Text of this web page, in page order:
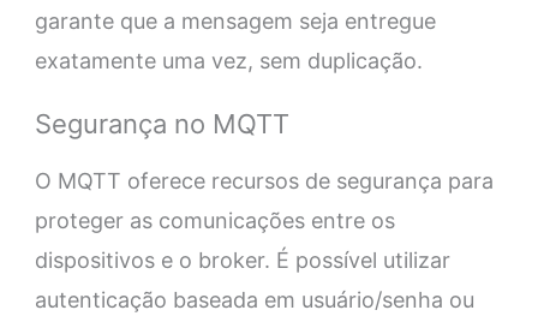
garante que a mensagem seja entregue
exatamente uma vez, sem duplicação.
Segurança no MQTT
O MQTT oferece recursos de segurança para
proteger as comunicações entre os
dispositivos e o broker. É possível utilizar
autenticação baseada em usuário/senha ou